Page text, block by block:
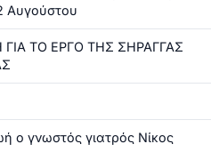
Αυγούστου
ΤΟ ΕΡΓΟ ΤΗΣ ΣΗΡΑΓΓΑΣ
ο γνωστός γιατρός Νίκος